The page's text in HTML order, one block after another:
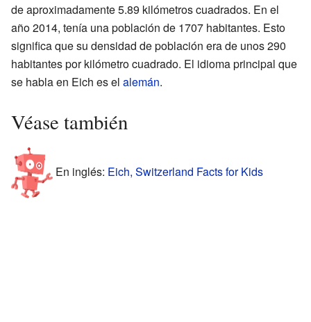
de aproximadamente 5.89 kilómetros cuadrados. En el
año 2014, tenía una población de 1707 habitantes. Esto
significa que su densidad de población era de unos 290
habitantes por kilómetro cuadrado. El idioma principal que
se habla en Eich es el alemán.
Véase también
En inglés: Eich, Switzerland Facts for Kids